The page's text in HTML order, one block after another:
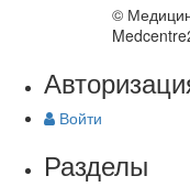
©
Войти
Разделы